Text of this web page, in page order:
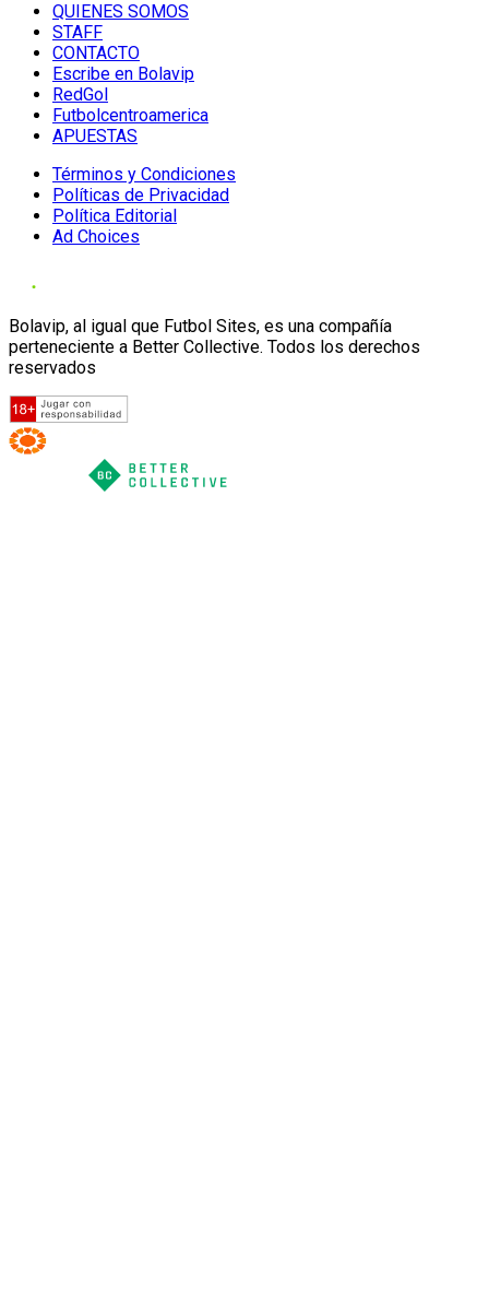
QUIENES SOMOS
STAFF
CONTACTO
Escribe en Bolavip
RedGol
Futbolcentroamerica
APUESTAS
Términos y Condiciones
Políticas de Privacidad
Política Editorial
Ad Choices
Bolavip, al igual que Futbol Sites, es una compañía
perteneciente a Better Collective. Todos los derechos
reservados